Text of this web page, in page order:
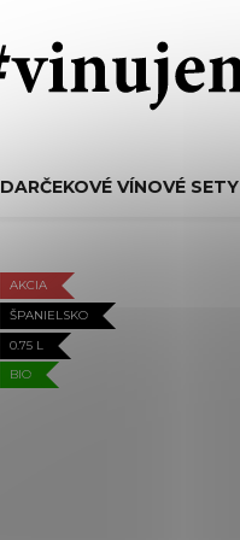
DARČEKOVÉ VÍNOVÉ SETY
AKCIA
ŠPANIELSKO
0.75 L
BIO